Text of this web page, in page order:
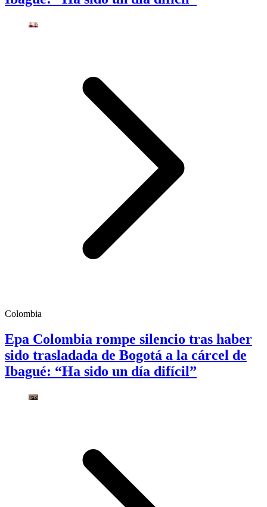
Colombia
Epa Colombia rompe silencio tras haber
sido trasladada de Bogotá a la cárcel de
Ibagué: “Ha sido un día difícil”